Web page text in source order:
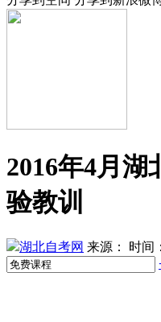
2016年4月
验教训
湖北自考网 来源：
时间